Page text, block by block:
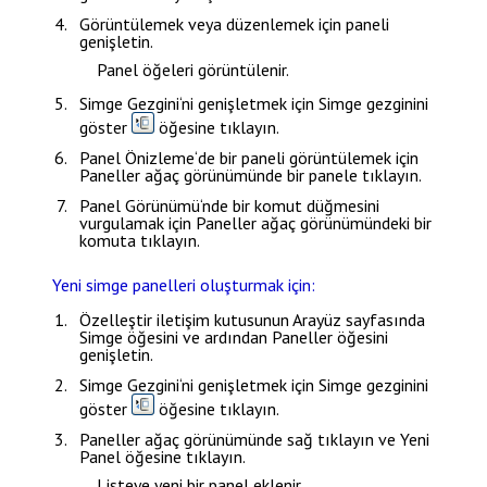
Görüntülemek veya düzenlemek için paneli
genişletin.
Panel öğeleri görüntülenir.
Simge Gezgini‘ni genişletmek içinSimge gezginini
göster
öğesine tıklayın.
Panel Önizleme‘de bir paneli görüntülemek için
Paneller ağaç görünümünde bir panele tıklayın.
Panel Görünümü‘nde bir komut düğmesini
vurgulamak için Paneller ağaç görünümündeki bir
komuta tıklayın.
Yeni simge panelleri oluşturmak için:
Özelleştir iletişim kutusununArayüz sayfasında
Simge öğesini ve ardından Paneller öğesini
genişletin.
Simge Gezgini‘ni genişletmek içinSimge gezginini
göster
öğesine tıklayın.
Paneller ağaç görünümünde sağ tıklayın veYeni
Panel öğesine tıklayın.